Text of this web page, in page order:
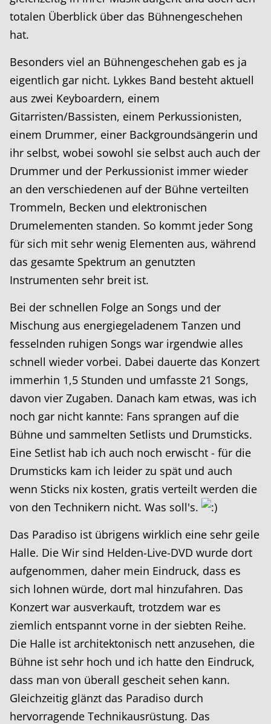
totalen Überblick über das Bühnengeschehen
hat.
Besonders viel an Bühnengeschehen gab es ja
eigentlich gar nicht. Lykkes Band besteht aktuell
aus zwei Keyboardern, einem
Gitarristen/Bassisten, einem Perkussionisten,
einem Drummer, einer Backgroundsängerin und
ihr selbst, wobei sowohl sie selbst auch auch der
Drummer und der Perkussionist immer wieder
an den verschiedenen auf der Bühne verteilten
Trommeln, Becken und elektronischen
Drumelementen standen. So kommt jeder Song
für sich mit sehr wenig Elementen aus, während
das gesamte Spektrum an genutzten
Instrumenten sehr breit ist.
Bei der schnellen Folge an Songs und der
Mischung aus energiegeladenem Tanzen und
fesselnden ruhigen Songs war irgendwie alles
schnell wieder vorbei. Dabei dauerte das Konzert
immerhin 1,5 Stunden und umfasste 21 Songs,
davon vier Zugaben. Danach kam etwas, was ich
noch gar nicht kannte: Fans sprangen auf die
Bühne und sammelten Setlists und Drumsticks.
Eine Setlist hab ich auch noch erwischt - für die
Drumsticks kam ich leider zu spät und auch
wenn Sticks nix kosten, gratis verteilt werden die
von den Technikern nicht. Was soll's.
Das Paradiso ist übrigens wirklich eine sehr geile
Halle. Die Wir sind Helden-Live-DVD wurde dort
aufgenommen, daher mein Eindruck, dass es
sich lohnen würde, dort mal hinzufahren. Das
Konzert war ausverkauft, trotzdem war es
ziemlich entspannt vorne in der siebten Reihe.
Die Halle ist architektonisch nett anzusehen, die
Bühne ist sehr hoch und ich hatte den Eindruck,
dass man von überall gescheit sehen kann.
Gleichzeitig glänzt das Paradiso durch
hervorragende Technikausrüstung. Das